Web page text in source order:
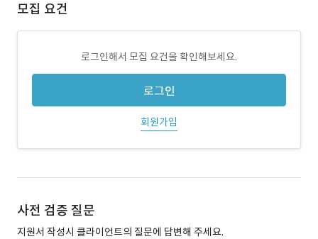
모집 요건
로그인해서 모집 요건을 확인해보세요.
로그인
회원가입
사전 검증 질문
지원서 작성시 클라이언트의 질문에 답변해 주세요.